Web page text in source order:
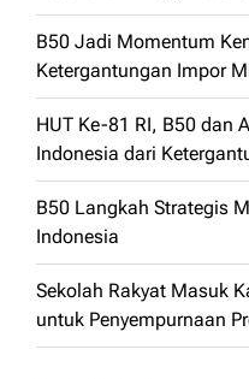
B50 Jadi Momentum
Ketergantungan Impor
HUT Ke-81 RI, B50 dan
Indonesia dari
B50 Langkah Strategis
Indonesia
Sekolah Rakyat Masuk
untuk Penyempurnaan